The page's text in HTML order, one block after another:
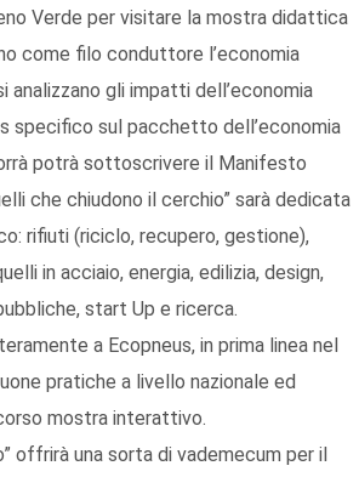
Verde per visitare la mostra didattica
come filo conduttore l’economia
analizzano gli impatti dell’economia
specifico sul pacchetto dell’economia
potrà sottoscrivere il Manifesto
che chiudono il cerchio” sarà dedicata
rifiuti (riciclo, recupero, gestione),
in acciaio, energia, edilizia, design,
start Up e ricerca.
a Ecopneus, in prima linea nel
pratiche a livello nazionale ed
mostra interattivo.
offrirà una sorta di vademecum per il